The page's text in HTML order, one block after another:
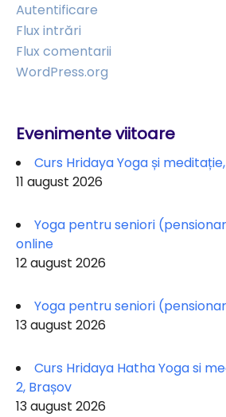
Autentificare
Flux intrări
Flux comentarii
WordPress.org
Evenimente viitoare
Curs Hridaya Yoga și
11 august 2026
Yoga pentru seniori
online
12 august 2026
Yoga pentru seniori
13 august 2026
Curs Hridaya Hatha Yoga si
2, Brașov
13 august 2026